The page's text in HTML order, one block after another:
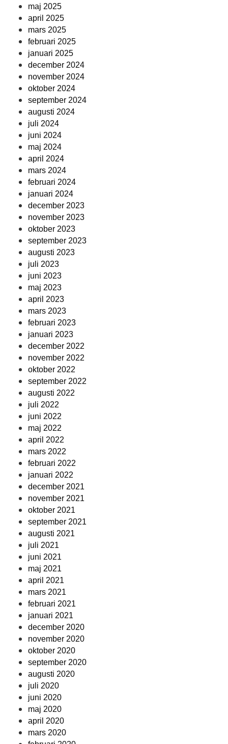
maj 2025
april 2025
mars 2025
februari 2025
januari 2025
december 2024
november 2024
oktober 2024
september 2024
augusti 2024
juli 2024
juni 2024
maj 2024
april 2024
mars 2024
februari 2024
januari 2024
december 2023
november 2023
oktober 2023
september 2023
augusti 2023
juli 2023
juni 2023
maj 2023
april 2023
mars 2023
februari 2023
januari 2023
december 2022
november 2022
oktober 2022
september 2022
augusti 2022
juli 2022
juni 2022
maj 2022
april 2022
mars 2022
februari 2022
januari 2022
december 2021
november 2021
oktober 2021
september 2021
augusti 2021
juli 2021
juni 2021
maj 2021
april 2021
mars 2021
februari 2021
januari 2021
december 2020
november 2020
oktober 2020
september 2020
augusti 2020
juli 2020
juni 2020
maj 2020
april 2020
mars 2020